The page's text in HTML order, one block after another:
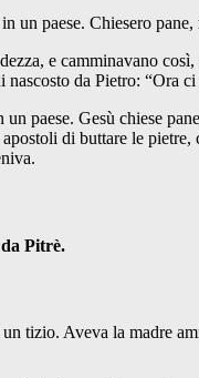
paese. Chiesero
e camminavano
da Pietro: “Ora
paese. Gesù chiese
di buttare le
Pitrè.
tizio. Aveva la madre